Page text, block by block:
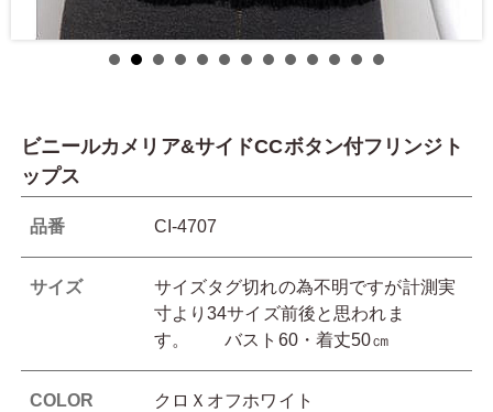
ビニールカメリア&サイドCCボタン付フリンジト
ップス
品番 CI-4707
サイズ
サイズタグ切れの為不明ですが計測実
寸より34サイズ前後と思われま
す。 バスト60・着丈50㎝
COLOR クロＸオフホワイト